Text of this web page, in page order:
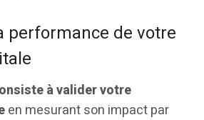
performance de votre
à valider votre
en mesurant son impact par